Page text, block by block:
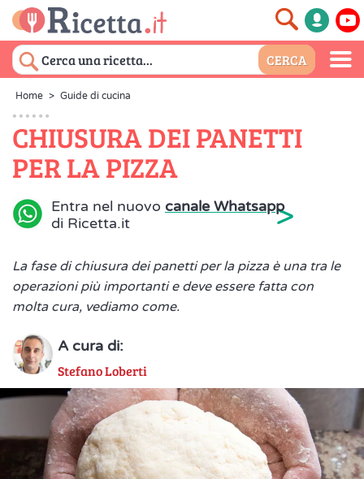
Home > Guide di cucina
CHIUSURA DEI PANETTI
PER LA PIZZA
Entra nel nuovo canale Whatsapp
di Ricetta.it
>
La fase di chiusura dei panetti per la pizza è una tra le
operazioni più importanti e deve essere fatta con
molta cura, vediamo come.
A cura di:
Stefano Loberti